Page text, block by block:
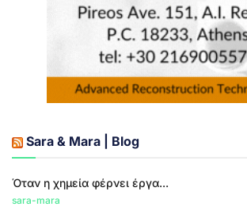
Sara & Mara | Blog
Όταν η χημεία φέρνει έργα...
sara-mara